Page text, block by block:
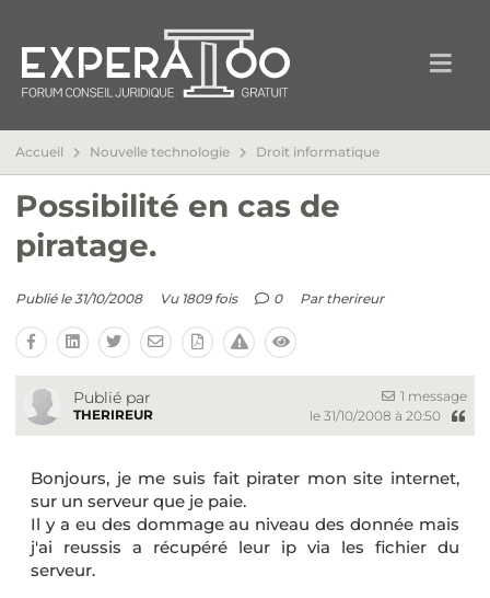
Accueil Nouvelle technologie Droit informatique
Possibilité en cas de
piratage.
Publié le 31/10/2008 Vu 1809 fois 0 Par therireur
Publié par
THERIREUR
1 message
le 31/10/2008 à 20:50
Bonjours, je me suis fait pirater mon site internet,
sur un serveur que je paie.
Il y a eu des dommage au niveau des donnée mais
j'ai reussis a récupéré leur ip via les fichier du
serveur.